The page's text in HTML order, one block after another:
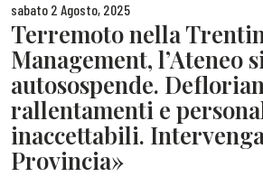
sabato 2 Agosto, 2025
Terremoto nella
Management, l’Ateneo
autosospende.
rallentamenti e
inaccettabili.
Provincia»